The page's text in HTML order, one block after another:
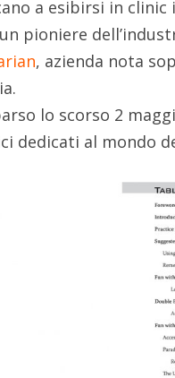
a esibirsi in clinic
pioniere
, azienda nota
lo scorso 2
dedicati al mondo